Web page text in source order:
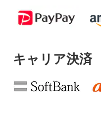
キャリア決済